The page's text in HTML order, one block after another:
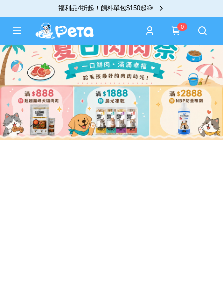
福利品4折起！飼料單包$150起🐶
0